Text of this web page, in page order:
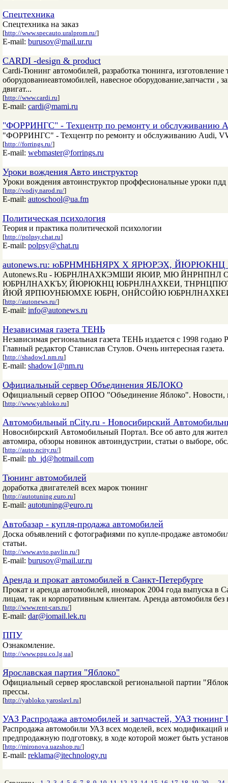
Спецтехника
Спецтехника на заказ
[http://www.specauto.uralprom.ru/]
E-mail: burusov@mail.ur.ru
CARDI -design & product
Cardi-Тюнинг автомобилей, разработка тюнинга,
оборудованиеавтомобилей, навесное оборудование,запчасти
двигат...
[http://www.cardi.ru]
E-mail: cardi@mami.ru
"ФОРРИНГС" - Техцентр по ремонту и обслуживанию
"ФОРРИНГС" - Техцентр по ремонту и обслуживанию Audi,
[http://forrings.ru/]
E-mail: webmaster@forrings.ru
Уроки вождения Авто инструктор
Уроки вождения автоинструктор проффесиональные уроки
[http://vodiy.narod.ru/]
E-mail: autoschool@ua.fm
Политическая психология
Теория и практика политической психологии
[http://polpsy.chat.ru]
E-mail: polpsy@chat.ru
autonews.ru: юБРНМНБНЯРХ Х ЯРЮРЭХ,
Autonews.Ru - ЮБРНЛНАХКЭМШИ ЯЮИР, МЮ
ЮБРНЛНАХКЪУ, ЙЮРЮКНЦ ЮБРНЛНАХКЕИ,
ЙЮЙ ЯРПЮУНБЮМХЕ ЮБРН, ОНЙСОЙЮ ЮБРНЛНАХКЕИ
[http://autonews.ru/]
E-mail: info@autonews.ru
Независимая газета ТЕНЬ
Независимая региональная газета ТЕНЬ издается с 1998
Главный редактор Станислав Стулов. Очень интересная газета.
[http://shadow1.nm.ru]
E-mail: shadow1@nm.ru
Официальный сервер Объединения ЯБЛОКО
Официальный сервер ОПОО "Объединение Яблоко". Новости,
[http://www.yabloko.ru]
Автомобильный nCity.ru - Новосибирский
Новосибирский Автомобильный Портал. Все об авто для
автомира, обзоры новинок автоиндустрии, статьи о выборе,
[http://auto.ncity.ru/]
E-mail: nb_jd@hotmail.com
Тюнинг автомобилей
доработка двигателей всех марок тюнинг
[http://autotuning.euro.ru]
E-mail: autotuning@euro.ru
Автобазар - купля-продажа автомобилей
Доска объявлений с фотографиями по купле-продаже
статьи.
[http://www.avto.pavlin.ru/]
E-mail: burusov@mail.ur.ru
Аренда и прокат автомобилей в Санкт-Петербурге
Прокат и аренда автомобилей, иномарок 2004 года выпуска в
лицам, так и корпоративным клиентам. Аренда автомобиля
[http://www.rent-cars.ru/]
E-mail: dar@iomail.lek.ru
ППУ
Ознакомление.
[http://www.ppu.co.lg.ua]
Ярославская партия "Яблоко"
Официальный сервер ярославской региональной партии
прессы.
[http://yabloko.yaroslavl.ru]
УАЗ Распродажа автомобилей и запчастей, УАЗ тюнинг
Распродажа автомобили УАЗ всех моделей, всех
предпродажную подготовку, в ходе которой может быть
[http://mironova.uazshop.ru/]
E-mail: reklama@itechnology.ru